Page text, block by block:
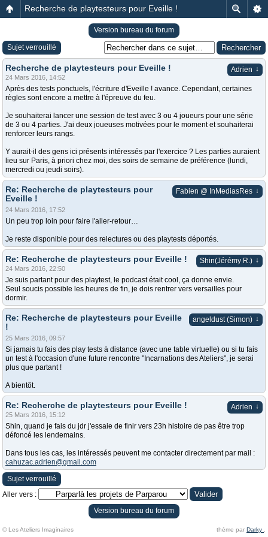
Recherche de playtesteurs pour Eveille !
Version bureau du forum
Sujet verrouillé
Adrien ↓
Recherche de playtesteurs pour Eveille !
24 Mars 2016, 14:52
Après des tests ponctuels, l'écriture d'Eveille ! avance. Cependant, certaines
règles sont encore a mettre à l'épreuve du feu.
Je souhaiterai lancer une session de test avec 3 ou 4 joueurs pour une série
de 3 ou 4 parties. J'ai deux joueuses motivées pour le moment et souhaiterai
renforcer leurs rangs.
Y aurait-il des gens ici présents intéressés par l'exercice ? Les parties auraient
lieu sur Paris, à priori chez moi, des soirs de semaine de préférence (lundi,
mercredi ou jeudi soirs).
Fabien @ InMediasRes ↓
Re: Recherche de playtesteurs pour
Eveille !
24 Mars 2016, 17:52
Un peu trop loin pour faire l'aller-retour…
Je reste disponible pour des relectures ou des playtests déportés.
Shin(Jérémy R.) ↓
Re: Recherche de playtesteurs pour Eveille !
24 Mars 2016, 22:50
Je suis partant pour des playtest, le podcast était cool, ça donne envie.
Seul soucis possible les heures de fin, je dois rentrer vers versailles pour
dormir.
angeldust (Simon) ↓
Re: Recherche de playtesteurs pour Eveille
!
25 Mars 2016, 09:57
Si jamais tu fais des play tests à distance (avec une table virtuelle) ou si tu fais
un test à l'occasion d'une future rencontre "Incarnations des Ateliers", je serai
plus que partant !
A bientôt.
Adrien ↓
Re: Recherche de playtesteurs pour Eveille !
25 Mars 2016, 15:12
Shin, quand je fais du jdr j'essaie de finir vers 23h histoire de pas être trop
défoncé les lendemains.
Dans tous les cas, les intéressés peuvent me contacter directement par mail :
cahuzac.adrien@gmail.com
Sujet verrouillé
Aller vers :
Version bureau du forum
© Les Ateliers Imaginaires thème par Darky